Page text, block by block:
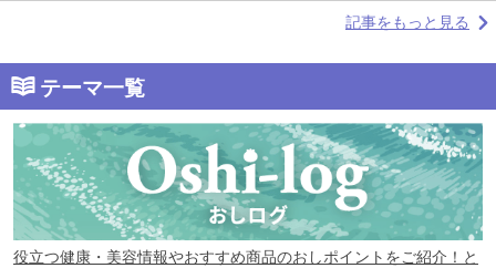
記事をもっと見る
テーマ一覧
役立つ健康・美容情報やおすすめ商品のおしポイントをご紹介！と